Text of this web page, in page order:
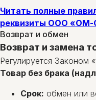
Читать полные
реквизиты ООО «ОМ-
Возврат и обмен
Возврат и замена
Регулируется Законом
Товар без брака
Срок: обмен или